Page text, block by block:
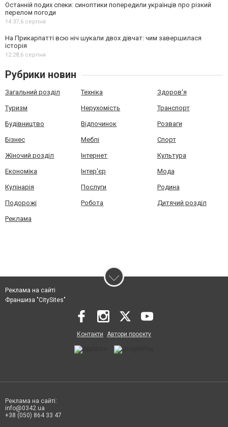
Останній подих спеки: синоптики попередили українців про різкий
перелом погоди
14:37, 6 серпня
На Прикарпатті всю ніч шукали двох дівчат: чим завершилася
історія
12:28, 6 серпня
Рубрики новин
Загальний розділ Техніка Здоров'я
Туризм Нерухомість Транспорт
Будівництво Відпочинок Розваги
Бізнес Меблі Спорт
Жіночий розділ Інтернет Культура
Економіка Інтер'єр Мода
Кулінарія Послуги Родина
Подорожі Робота Дитячий розділ
Реклама
Реклама на сайті
Франшиза "CitySites"
Контакти Автори проєкту
Реклама на сайті:
info@0342.ua
+38 (050) 864 33 47